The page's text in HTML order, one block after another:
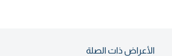
الأعراض ذات الصلة